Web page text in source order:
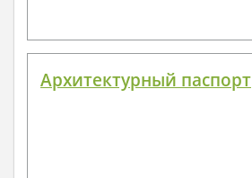
Архитектурный паспорт